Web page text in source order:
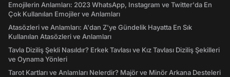
Emojilerin Anlamları: 2023 WhatsApp, Instagram ve Twitter'da En
Çok Kullanılan Emojiler ve Anlamları
Atasözleri ve Anlamları: A'dan Z'ye Gündelik Hayatta En Sık
Kullanılan Atasözleri ve Anlamları
Tavla Diziliş Şekli Nasıldır? Erkek Tavlası ve Kız Tavlası Diziliş Şekilleri
ve Oynama Yönleri
Tarot Kartları ve Anlamları Nelerdir? Majör ve Minör Arkana Desteleri